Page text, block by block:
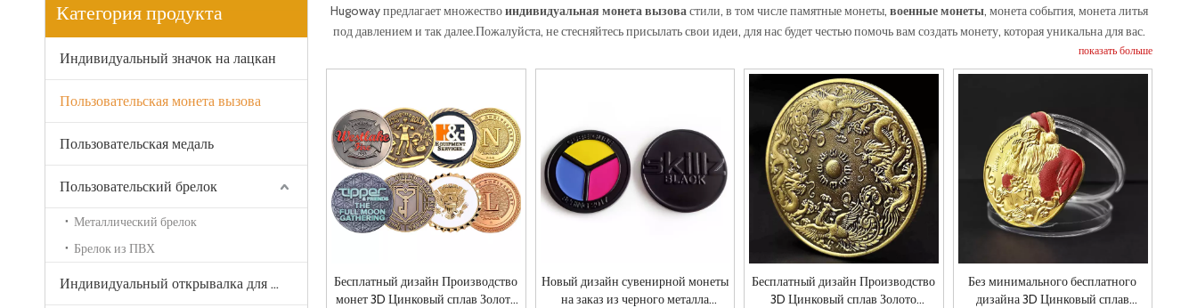
Пользовательские патчи
Категория продукта
Индивидуальный значок на лацкан
Пользовательская монета вызова
Пользовательская медаль
Пользовательский брелок
Металлический брелок
Брелок из ПВХ
Индивидуальный открывалка для бутылок
Hugoway предлагает множествоиндивидуальная монета вызовастили, в том числе памятные монеты, военные монеты, монета события, монета литья
под давлением и так далее.Пожалуйста, не стесняйтесь присылать свои идеи, для нас будет честью помочь вам создать монету, которая уникальна для вас.
показать больше
Бесплатный дизайн Производство
монет 3D Цинковый сплав Золото
Новый дизайн сувенирной монеты
на заказ из черного металла
Бесплатный дизайн Производство
3D Цинковый сплав Золото
Без минимального бесплатного
дизайна 3D Цинковый сплав